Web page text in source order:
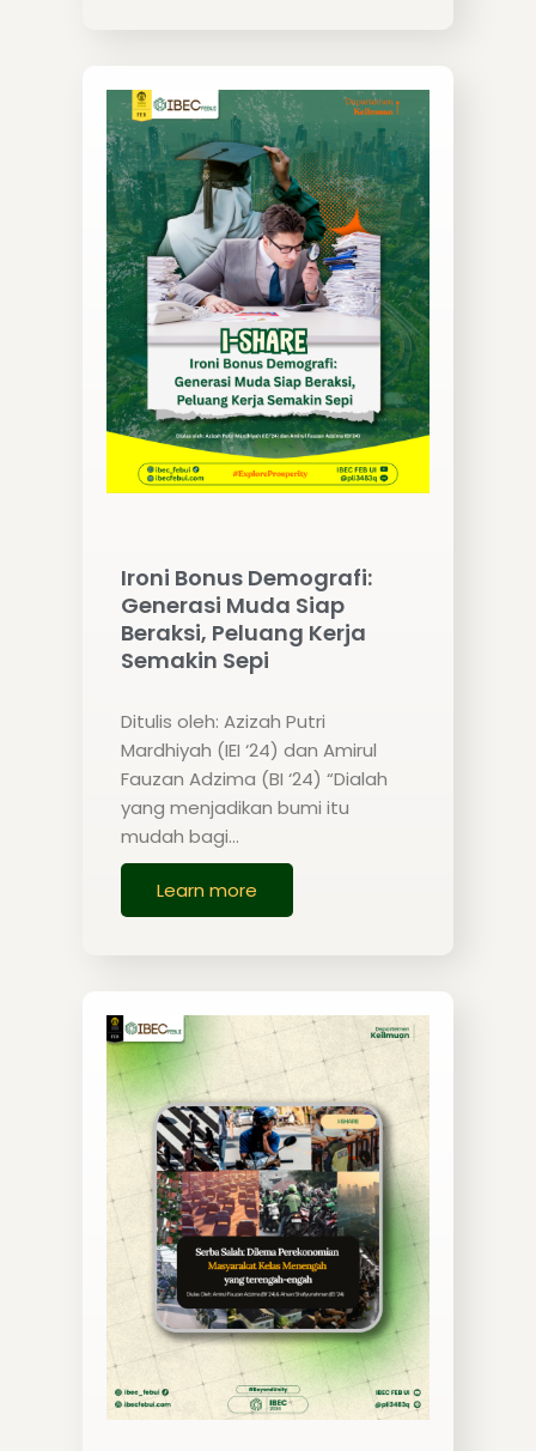
Ironi Bonus Demografi:
Generasi Muda Siap
Beraksi, Peluang Kerja
Semakin Sepi
Ditulis oleh: Azizah Putri
Mardhiyah (IEI ‘24) dan Amirul
Fauzan Adzima (BI ‘24) “Dialah
yang menjadikan bumi itu
mudah bagi…
Learn more